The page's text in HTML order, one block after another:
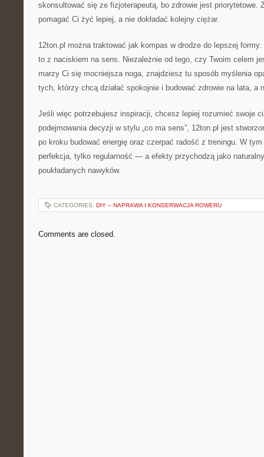
skonsultować się ze fizjoterapeutą, bo zdrowie jest priorytetowe.
pomagać Ci żyć lepiej, a nie dokładać kolejny ciężar.
12ton.pl można traktować jak kompas w drodze do lepszej
to z naciskiem na sens. Niezależnie od tego, czy Twoim celem
marzy Ci się mocniejsza noga, znajdziesz tu sposób myślenia
tych, którzy chcą działać spokojnie i budować zdrowie na lata, a
Jeśli więc potrzebujesz inspiracji, chcesz lepiej rozumieć swoje
podejmowania decyzji w stylu „co ma sens”, 12ton.pl jest
po kroku budować energię oraz czerpać radość z treningu. W
perfekcja, tylko regularność — a efekty przychodzą jako
poukładanych nawyków.
CATEGORIES: DIY – NAPRAWA I KONSERWACJA ROWERU
Comments are closed.